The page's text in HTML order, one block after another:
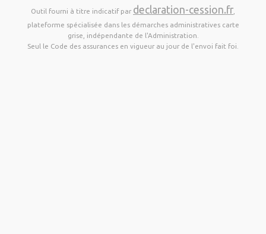
Outil fourni à titre indicatif par declaration-cession.fr
plateforme spécialisée dans les démarches administratives carte
grise, indépendante de l'Administration.
Seul le Code des assurances en vigueur au jour de l'envoi fait foi.